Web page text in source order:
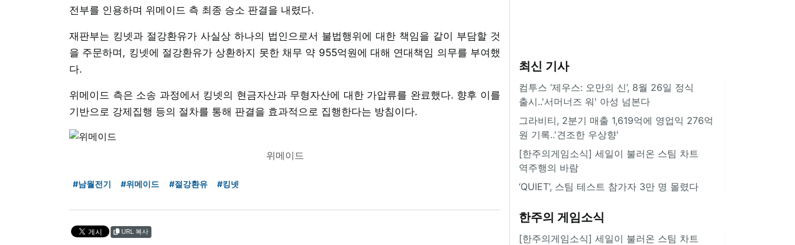
전부를 인용하며 위메이드 측 최종 승소 판결을 내렸다.
재판부는 킹넷과 절강환유가 사실상 하나의 법인으로서 불법행위에 대한 책임을 같이 부담할 것
을 주문하며, 킹넷에 절강환유가 상환하지 못한 채무 약 955억원에 대해 연대책임 의무를 부여했
다.
위메이드 측은 소송 과정에서 킹넷의 현금자산과 무형자산에 대한 가압류를 완료했다. 향후 이를
기반으로 강제집행 등의 절차를 통해 판결을 효과적으로 집행한다는 방침이다.
위메이드
#남월전기 #위메이드 #절강환유 #킹넷
URL 복사
최신 기사
컴투스 ‘제우스: 오만의 신’, 8월 26일 정식
출시..'서머너즈 워' 아성 넘본다
그라비티, 2분기 매출 1,619억에 영업익 276억
원 기록..'견조한 우상향'
[한주의게임소식] 세일이 불러온 스팀 차트
역주행의 바람
‘QUIET’, 스팀 테스트 참가자 3만 명 몰렸다
한주의 게임소식
[한주의게임소식] 세일이 불러온 스팀 차트